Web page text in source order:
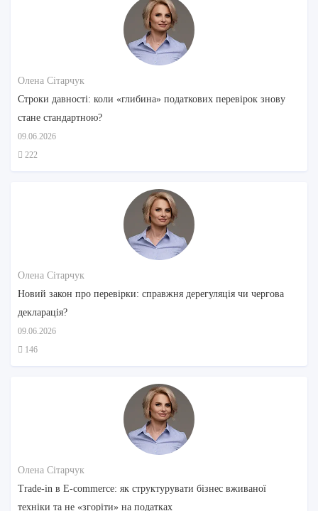
Олена Сітарчук
Строки давності: коли «глибина» податкових перевірок знову
стане стандартною?
09.06.2026
222
Олена Сітарчук
Новий закон про перевірки: справжня дерегуляція чи чергова
декларація?
09.06.2026
146
Олена Сітарчук
Trade-in в E-commerce: як структурувати бізнес вживаної
техніки та не «згоріти» на податках